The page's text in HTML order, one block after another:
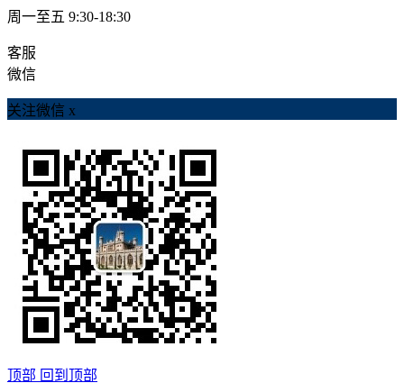
周一至五 9:30-18:30
客服
微信
关注微信 x
顶部 回到顶部